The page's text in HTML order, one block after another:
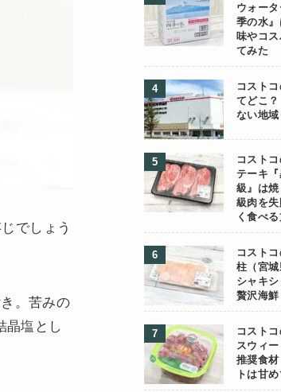
でしょう
。苦みの
晶塩とし
ウォー
季の水
味やコ
てみた
コスト
てどこ
ない地域
コスト
テーキ
級』は
級肉を
く食べ
コスト
柱（宮
シャキ
贅沢海鮮
コスト
スウィ
推奨食
トは甘